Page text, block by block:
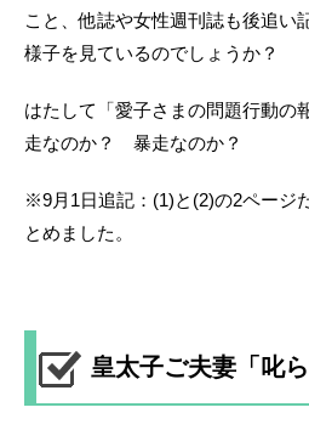
こと、他誌や女性週刊誌も後追い
様子を見ているのでしょうか？
はたして「愛子さまの問題行動の
走なのか？ 暴走なのか？
※9月1日追記：(1)と(2)の2ページ
とめました。
皇太子ご夫妻「叱ら